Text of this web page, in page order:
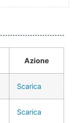
Azione
Scarica
Scarica